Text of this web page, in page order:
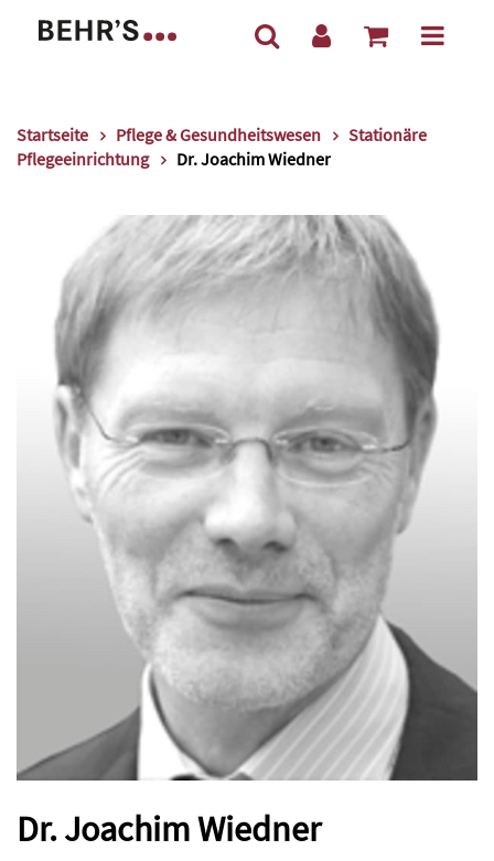
Startseite Pflege & Gesundheitswesen
Stationäre
Pflegeeinrichtung
Dr. Joachim Wiedner
Dr. Joachim Wiedner